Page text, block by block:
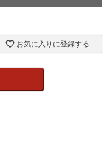
お気に入りに登録する